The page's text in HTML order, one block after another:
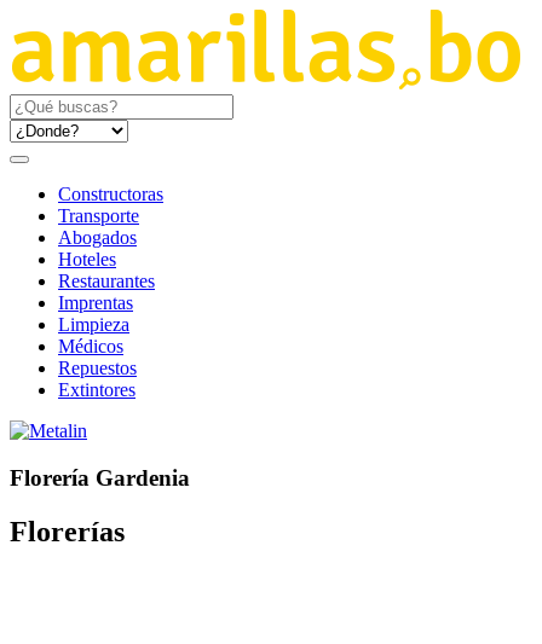
Constructoras
Transporte
Abogados
Hoteles
Restaurantes
Imprentas
Limpieza
Médicos
Repuestos
Extintores
Florería Gardenia
Florerías